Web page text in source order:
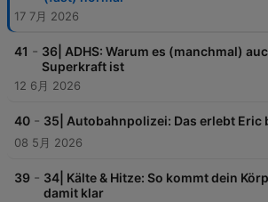
17 7月 2026
41 - 36| ADHS: Warum es (manchmal)
Superkraft ist
12 6月 2026
40 - 35| Autobahnpolizei: Das erlebt Eric
08 5月 2026
39 - 34| Kälte & Hitze: So kommt dein
damit klar